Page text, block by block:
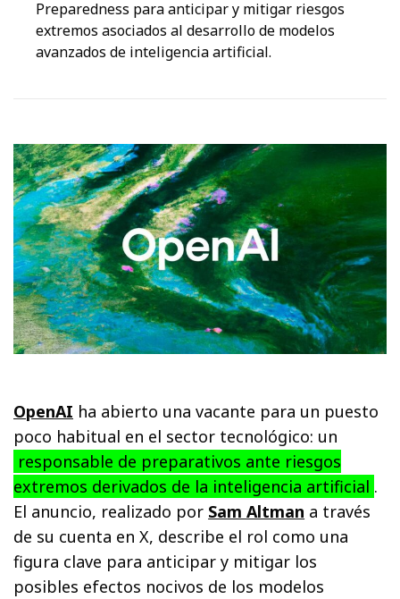
Preparedness para anticipar y mitigar riesgos
extremos asociados al desarrollo de modelos
avanzados de inteligencia artificial.
OpenAI ha abierto una vacante para un puesto
poco habitual en el sector tecnológico: un
responsable de preparativos ante riesgos
extremos derivados de la inteligencia artificial .
El anuncio, realizado por Sam Altman a través
de su cuenta en X, describe el rol como una
figura clave para anticipar y mitigar los
posibles efectos nocivos de los modelos